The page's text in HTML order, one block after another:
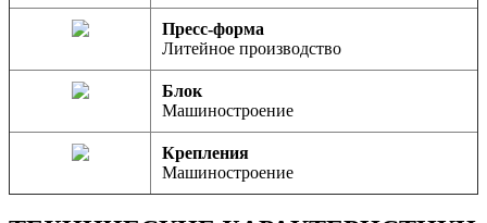
Пресс-форма
Литейное производство
Блок
Машиностроение
Крепления
Машиностроение